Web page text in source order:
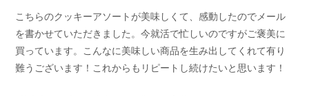
こちらのクッキーアソートが美味しくて、感動したのでメール
を書かせていただきました。今就活で忙しいのですがご褒美に
買っています。こんなに美味しい商品を生み出してくれて有り
難うございます！これからもリピートし続けたいと思います！